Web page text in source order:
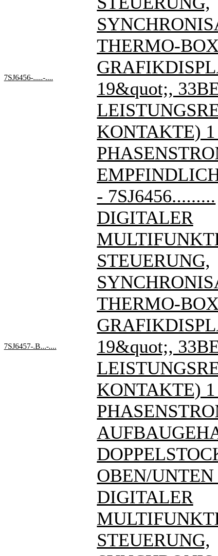
7SJ6456-.....-....
THERMO-
19&quot;,
KONTAKTE)
- 7SJ6456.........
7SJ6457-.B...-....
DIGITALER
STEUERUNG,
THERMO-
19&quot;,
KONTAKTE)
OBEN/UNTEN
DIGITALER
STEUERUNG,